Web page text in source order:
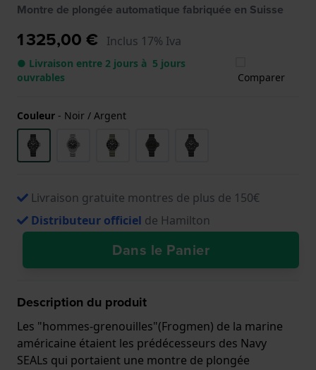
Montre de plongée automatique fabriquée en Suisse
1 325,00 € Inclus 17% Iva
● Livraison entre 2 jours à 5 jours
ouvrables
Comparer
Couleur - Noir / Argent
Livraison gratuite montres de plus de 150€
Distributeur officiel de Hamilton
Dans le Panier
Description du produit
Les "hommes-grenouilles"(Frogmen) de la marine
américaine étaient les prédécesseurs des Navy
SEALs qui portaient une montre de plongée